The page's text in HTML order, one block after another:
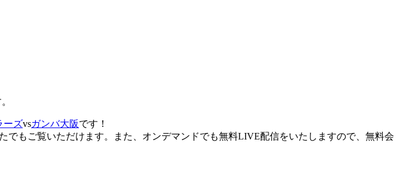
ーズvsガンバ大阪です！
でもご覧いただけます。また、オンデマンドでも無料LIVE配信をいたしますので、無料会